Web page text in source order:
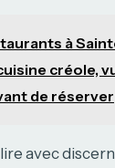
à
créole,
de réserver
avec